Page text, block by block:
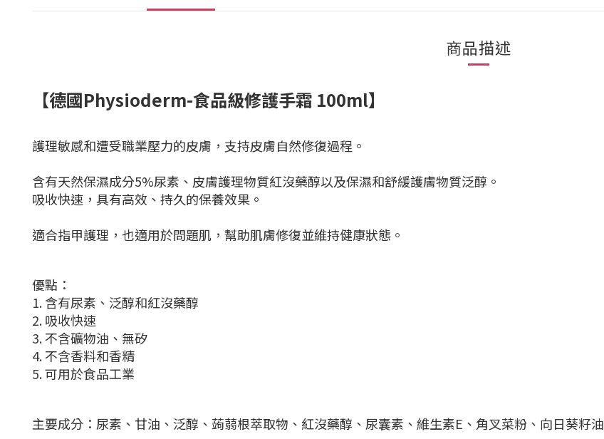
商品描述
【德國Physioderm-食品級修護手霜 100ml】
護理敏感和遭受職業壓力的皮膚，支持皮膚自然修復過程。
含有天然保濕成分5%尿素、皮膚護理物質紅沒藥醇以及保濕和舒緩護膚物質泛醇 。
吸收快速， 具有高效、持久的保養效果 。
適合指甲護理， 也適用於問題肌，幫助肌膚修復並維持健康狀態。
優點：
1. 含有尿素、泛醇和紅沒藥醇
2.吸收快速
3.不含礦物油、 無矽
4.不含香料和香精
5.可用於食品工業
主要成分：尿素、甘油、泛醇、 蒟蒻根萃取物、紅沒藥醇、 尿囊素、維生素E、角叉菜粉、向日葵籽油